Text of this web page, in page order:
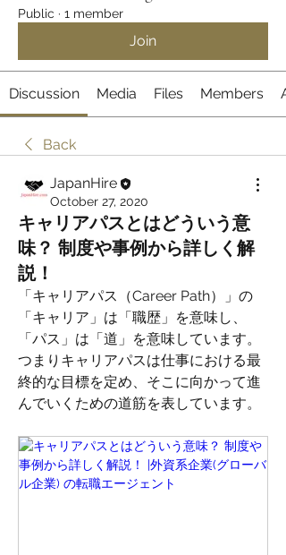
Public · 1 member
Join
Discussion Media Files Members
Back
JapanHire
October 27, 2020
キャリアパスとはどういう意
味？ 制度や事例から詳しく解
説！
「キャリアパス（Career Path）」の
「キャリア」は「職歴」を意味し、
「パス」は「道」を意味しています。
つまりキャリアパスは仕事における最
終的な目標を定め、そこに向かって進
んでいくための道筋を表しています。